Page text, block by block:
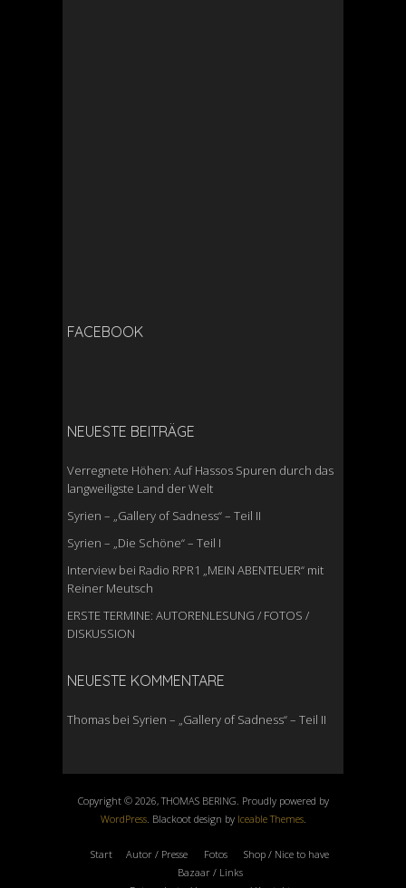
FACEBOOK
NEUESTE BEITRÄGE
Verregnete Höhen: Auf Hassos Spuren durch das
langweiligste Land der Welt
Syrien – „Gallery of Sadness“ – Teil II
Syrien – „Die Schöne“ – Teil I
Interview bei Radio RPR1 „MEIN ABENTEUER“ mit
Reiner Meutsch
ERSTE TERMINE: AUTORENLESUNG / FOTOS /
DISKUSSION
NEUESTE KOMMENTARE
Thomas bei Syrien – „Gallery of Sadness“ – Teil II
Copyright © 2026, THOMAS BERING. Proudly powered by
WordPress. Blackoot design by Iceable Themes.
Start Autor / Presse Fotos
Shop / Nice to have
Bazaar / Links